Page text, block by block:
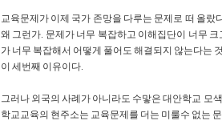
교육문제가 이제 국가 존망을 다루는 문제로 떠 올
왜 그런가. 문제가 너무 복잡하고 이해집단이 너무
가 너무 복잡해서 어떻게 풀어도 해결되지 않는다는
이 세번째 이유이다.
그러나 외국의 사례가 아니라도 수맣은 대안학교 모
학교교육의 현주소는 교육문제를 더는 미룰수 없는